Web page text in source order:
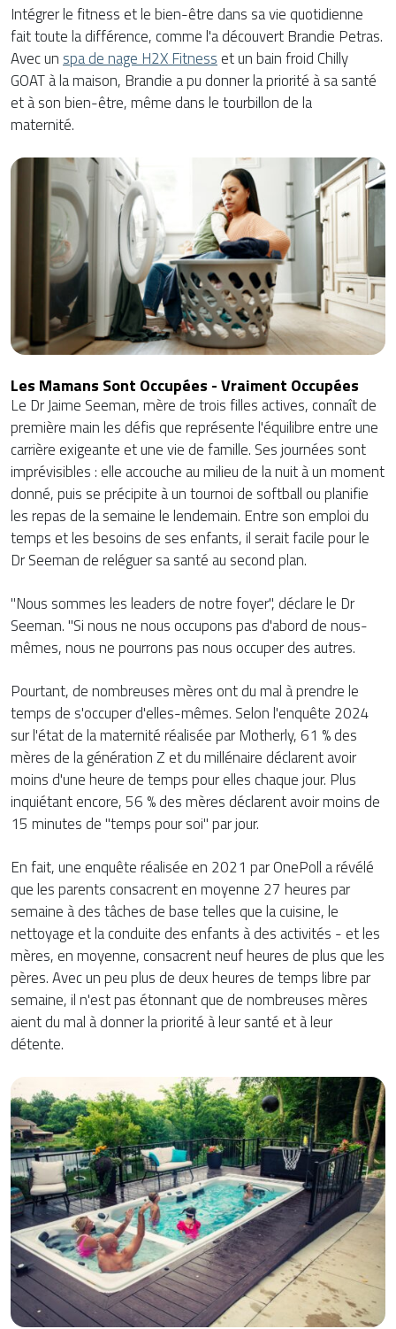
Intégrer le fitness et le bien-être dans sa vie quotidienne
fait toute la différence, comme l'a découvert Brandie Petras.
Avec un spa de nage H2X Fitness et un bain froid Chilly
GOAT à la maison, Brandie a pu donner la priorité à sa santé
et à son bien-être, même dans le tourbillon de la
maternité.
Les Mamans Sont Occupées - Vraiment Occupées
Le Dr Jaime Seeman, mère de trois filles actives, connaît de
première main les défis que représente l'équilibre entre une
carrière exigeante et une vie de famille. Ses journées sont
imprévisibles : elle accouche au milieu de la nuit à un moment
donné, puis se précipite à un tournoi de softball ou planifie
les repas de la semaine le lendemain. Entre son emploi du
temps et les besoins de ses enfants, il serait facile pour le
Dr Seeman de reléguer sa santé au second plan.
"Nous sommes les leaders de notre foyer", déclare le Dr
Seeman. "Si nous ne nous occupons pas d'abord de nous-
mêmes, nous ne pourrons pas nous occuper des autres.
Pourtant, de nombreuses mères ont du mal à prendre le
temps de s'occuper d'elles-mêmes. Selon l'enquête 2024
sur l'état de la maternité réalisée par Motherly, 61 % des
mères de la génération Z et du millénaire déclarent avoir
moins d'une heure de temps pour elles chaque jour. Plus
inquiétant encore, 56 % des mères déclarent avoir moins de
15 minutes de "temps pour soi" par jour.
En fait, une enquête réalisée en 2021 par OnePoll a révélé
que les parents consacrent en moyenne 27 heures par
semaine à des tâches de base telles que la cuisine, le
nettoyage et la conduite des enfants à des activités - et les
mères, en moyenne, consacrent neuf heures de plus que les
pères. Avec un peu plus de deux heures de temps libre par
semaine, il n'est pas étonnant que de nombreuses mères
aient du mal à donner la priorité à leur santé et à leur
détente.